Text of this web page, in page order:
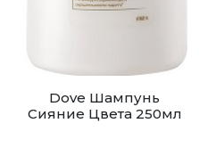
Dove Шампунь
Сияние Цвета 250мл